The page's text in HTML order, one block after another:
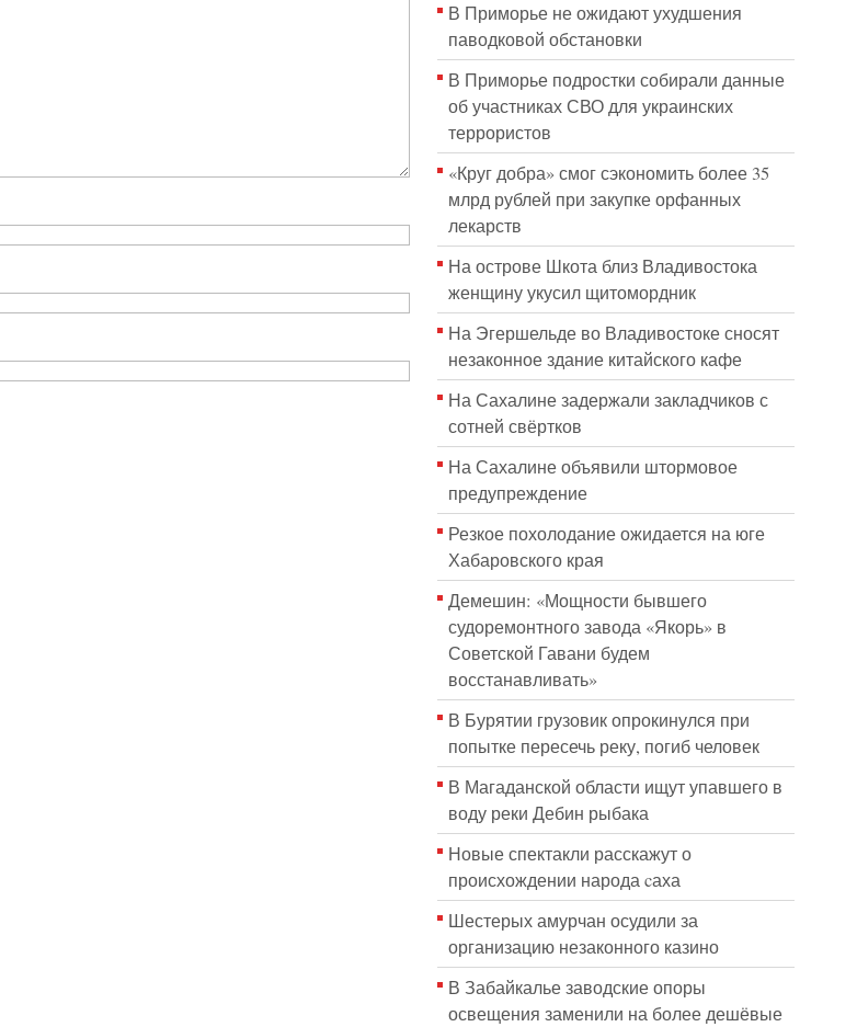
В Приморье не ожидают ухудшения
паводковой обстановки
В Приморье подростки собирали данные
об участниках СВО для украинских
террористов
«Круг добра» смог сэкономить более 35
млрд рублей при закупке орфанных
лекарств
На острове Шкота близ Владивостока
женщину укусил щитомордник
На Эгершельде во Владивостоке сносят
незаконное здание китайского кафе
На Сахалине задержали закладчиков с
сотней свёртков
На Сахалине объявили штормовое
предупреждение
Резкое похолодание ожидается на юге
Хабаровского края
Демешин: «Мощности бывшего
судоремонтного завода «Якорь» в
Советской Гавани будем
восстанавливать»
В Бурятии грузовик опрокинулся при
попытке пересечь реку, погиб человек
В Магаданской области ищут упавшего в
воду реки Дебин рыбака
Новые спектакли расскажут о
происхождении народа cаха
Шестерых амурчан осудили за
организацию незаконного казино
В Забайкалье заводские опоры
освещения заменили на более дешёвые